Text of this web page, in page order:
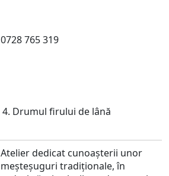
0728 765 319
Drumul firului de lână
Atelier dedicat cunoașterii unor
meșteșuguri tradiționale, în